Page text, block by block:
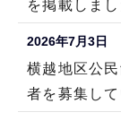
を掲載しまし
2026年7月3日
横越地区公
者を募集し